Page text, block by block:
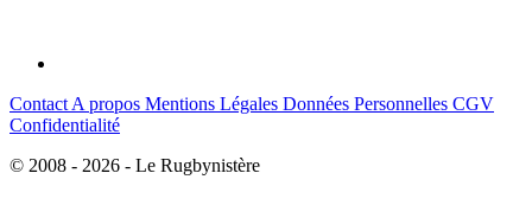
Contact A propos Mentions Légales Données Personnelles CGV
Confidentialité
© 2008 - 2026 - Le Rugbynistère